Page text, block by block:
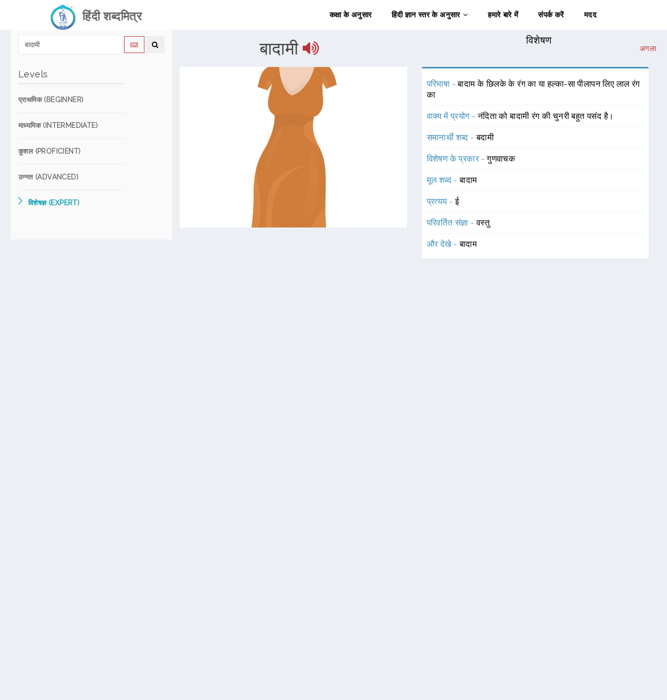
हिंदी शब्दमित्र कक्षा के अनुसार हिंदी ज्ञान स्तर के अनुसार हमारे बारे में संपर्क करें मदद
Levels
प्राथमिक (BEGINNER)
माध्यमिक (INTERMEDIATE)
कुशल (PROFICIENT)
उन्नत (ADVANCED)
विशेषज्ञ (EXPERT)
बादामी विशेषण
अगला
परिभाषा -बादाम के छिलके के रंग का या हल्का-सा पीलापन लिए लाल रंग
का
वाक्य में प्रयोग -नंदिता को बादामी रंग की चुनरी बहुत पसंद है।
समानार्थी शब्द -बदामी
विशेषण के प्रकार -गुणवाचक
मूल शब्द -बादाम
प्रत्यय -ई
परिवर्तित संज्ञा -वस्तु
और देखे -बादाम